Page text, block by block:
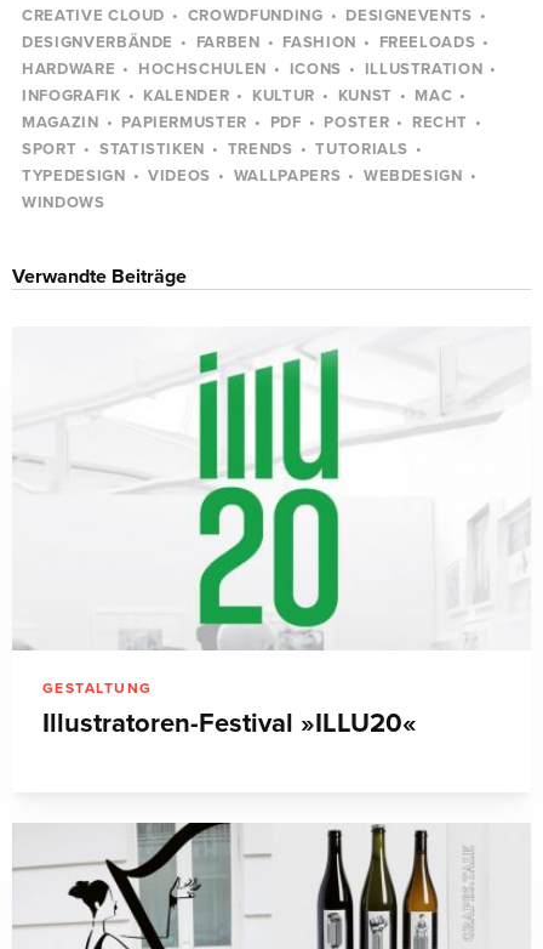
CREATIVE CLOUD
CROWDFUNDING
DESIGNEVENTS
DESIGNVERBÄNDE
FARBEN FASHION
FREELOADS
HARDWARE
HOCHSCHULEN ICONS
ILLUSTRATION
INFOGRAFIK
KALENDER KULTUR KUNST
MAC
MAGAZIN
PAPIERMUSTER PDF POSTER
RECHT
SPORT
STATISTIKEN TRENDS
TUTORIALS
TYPEDESIGN
VIDEOS WALLPAPERS
WEBDESIGN
WINDOWS
Verwandte Beiträge
GESTALTUNG
Illustratoren-Festival »ILLU20«